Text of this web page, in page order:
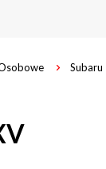
Subaru